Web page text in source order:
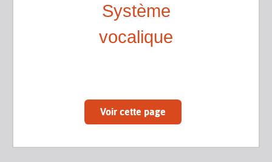
Système
vocalique
Voir cette page